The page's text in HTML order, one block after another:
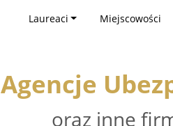
Laureaci Miejscowości
Agencje
oraz inne